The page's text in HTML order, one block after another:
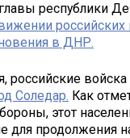
республики
российских
в ДНР.
российские войска
Соледар. Как
этот
для продолжения